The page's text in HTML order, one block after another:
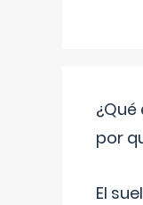
¿Qué
por
El